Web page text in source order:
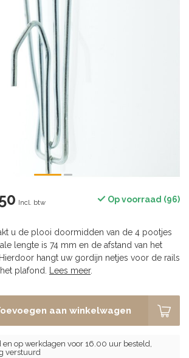
Incl. btw Op voorraad (96)
u de plooi doormidden van de 4 pootjes
lengte is 74 mm en de afstand van het
hangt uw gordijn netjes voor de rails
plafond.
Lees meer.
aan winkelwagen
en op werkdagen voor 16.00 uur besteld,
verstuurd